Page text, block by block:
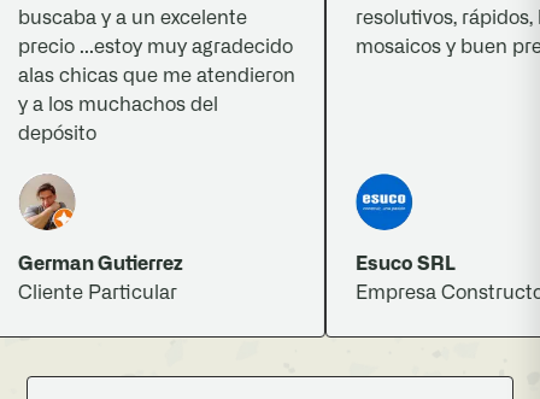
y a un excelente
...estoy muy agradecido
chicas que me atendieron
a los muchachos del
Gutierrez
Particular
resolutivos, rápidos,
mosaicos y buen
Esuco SRL
Empresa Constructora